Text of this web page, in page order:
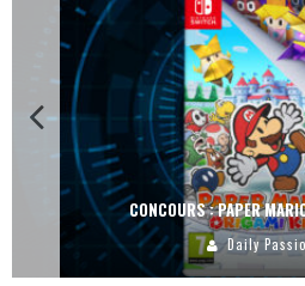
CONCOURS : PAPER
Daily